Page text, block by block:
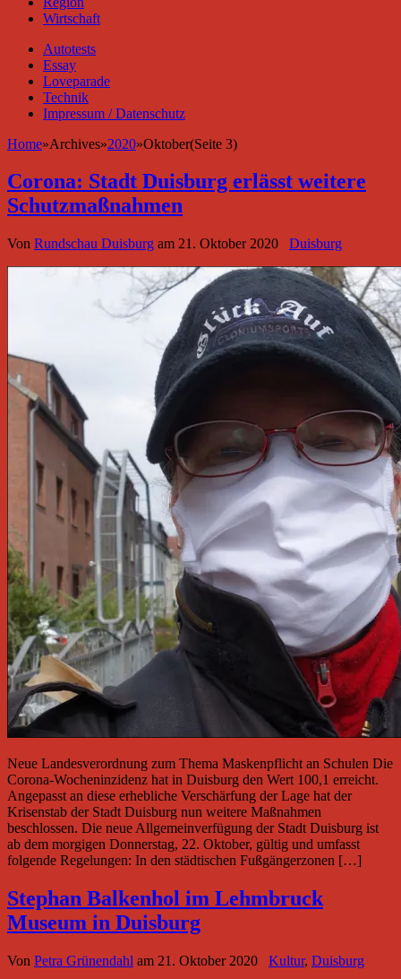
Wirtschaft
Autotests
Essay
Loveparade
Technik
Impressum / Datenschutz
Home»Archives»2020»Oktober(Seite 3)
Corona: Stadt Duisburg erlässt weitere
Schutzmaßnahmen
Von Rundschau Duisburg am 21. Oktober 2020 Duisburg
Neue Landesverordnung zum Thema Maskenpflicht an Schulen Die
Corona-Wocheninzidenz hat in Duisburg den Wert 100,1 erreicht.
Angepasst an diese erhebliche Verschärfung der Lage hat der
Krisenstab der Stadt Duisburg nun weitere Maßnahmen
beschlossen. Die neue Allgemeinverfügung der Stadt Duisburg ist
ab dem morgigen Donnerstag, 22. Oktober, gültig und umfasst
folgende Regelungen: In den städtischen Fußgängerzonen […]
Stephan Balkenhol im Lehmbruck
Museum in Duisburg
Von Petra Grünendahl am 21. Oktober 2020 Kultur, Duisburg